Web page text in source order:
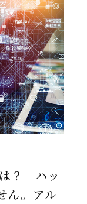
？ ハッ
ん。アル